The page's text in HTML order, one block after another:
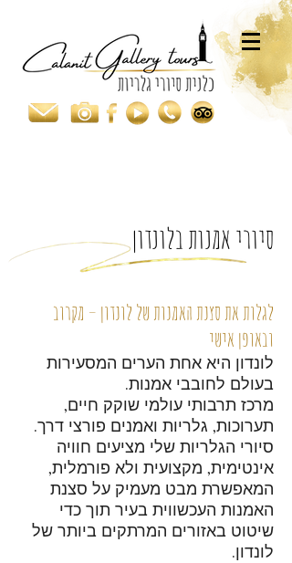
סיורי אמנות בלונדון
לגלות את סצנת האמנות של לונדון – מקרוב
ובאופן אישי
לונדון היא אחת הערים המסעירות
בעולם לחובבי אמנות.
מרכז תרבותי עולמי שוקק חיים,
תערוכות, גלריות ואמנים פורצי דרך.
סיורי הגלריות שלי מציעים חוויה
אינטימית, מקצועית ולא פורמלית,
המאפשרת מבט מעמיק על סצנת
האמנות העכשווית בעיר תוך כדי
שיטוט באזורים המרתקים ביותר של
לונדון.